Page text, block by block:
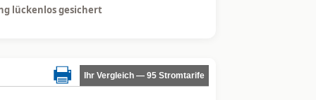
lückenlos gesichert